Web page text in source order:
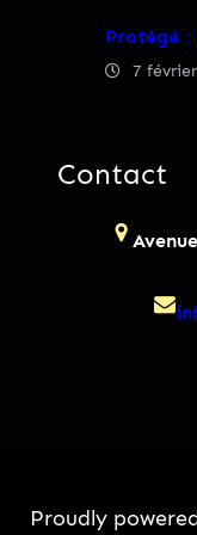
Protégé :
7
Contact
Proudly